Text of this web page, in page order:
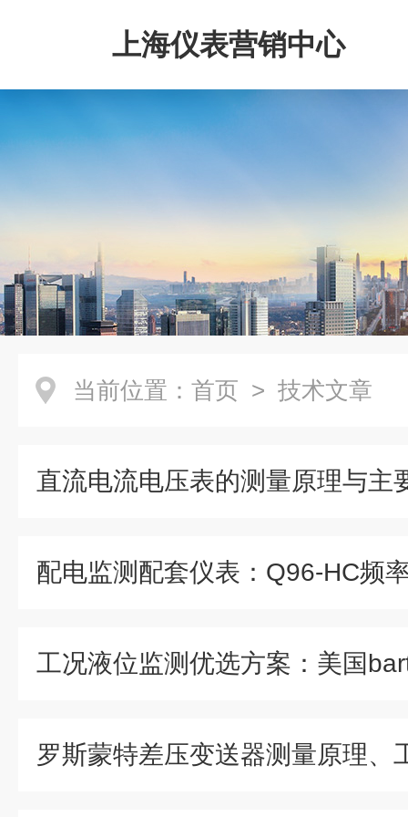
上海仪表营销中心
当前位置： 首页 > 技术文章
直流电流电压表的测量原理与主